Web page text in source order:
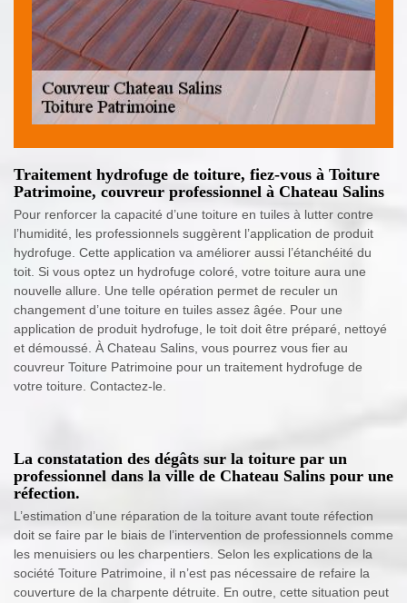
Traitement hydrofuge de toiture, fiez-vous à Toiture
Patrimoine, couvreur professionnel à Chateau Salins
Pour renforcer la capacité d’une toiture en tuiles à lutter contre
l’humidité, les professionnels suggèrent l’application de produit
hydrofuge. Cette application va améliorer aussi l’étanchéité du
toit. Si vous optez un hydrofuge coloré, votre toiture aura une
nouvelle allure. Une telle opération permet de reculer un
changement d’une toiture en tuiles assez âgée. Pour une
application de produit hydrofuge, le toit doit être préparé, nettoyé
et démoussé. À Chateau Salins, vous pourrez vous fier au
couvreur Toiture Patrimoine pour un traitement hydrofuge de
votre toiture. Contactez-le.
La constatation des dégâts sur la toiture par un
professionnel dans la ville de Chateau Salins pour une
réfection.
L’estimation d’une réparation de la toiture avant toute réfection
doit se faire par le biais de l’intervention de professionnels comme
les menuisiers ou les charpentiers. Selon les explications de la
société Toiture Patrimoine, il n’est pas nécessaire de refaire la
couverture de la charpente détruite. En outre, cette situation peut